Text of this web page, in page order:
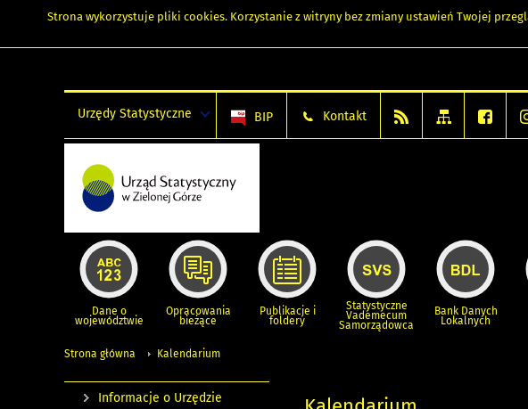
Strona wykorzystuje pliki cookies. Korzystanie z witryny bez zmiany ustawień Twojej
Urzędy Statystyczne BIP Kontakt
Dane o
województwie
Opracowania
bieżące
Publikacje i
foldery
Statystyczne
Vademecum
Samorządowca
Bank Danych
Lokalnych
Strona główna Kalendarium
Informacje o Urzędzie